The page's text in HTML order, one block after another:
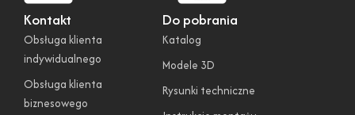
Kontakt
Obsługa klienta
indywidualnego
Obsługa klienta
biznesowego
Do pobrania
Katalog
Modele 3D
Rysunki techniczne